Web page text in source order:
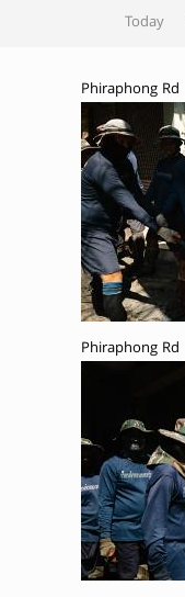
Today
Phiraphong Rd
Phiraphong Rd